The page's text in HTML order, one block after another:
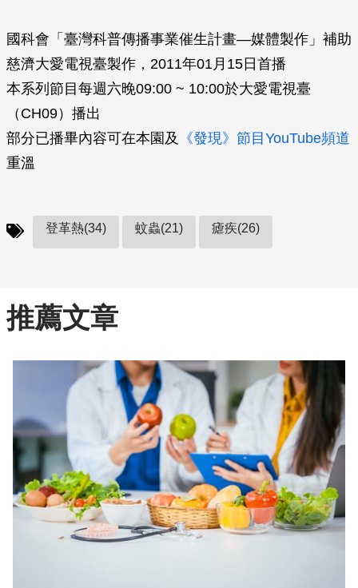
國科會「臺灣科普傳播事業催生計畫—媒體製作」補助
慈濟大愛電視臺製作，2011年01月15日首播
本系列節目每週六晚09:00 ~ 10:00於大愛電視臺
（CH09）播出
部分已播畢內容可在本園及
《發現》節目YouTube頻道
重溫
登革熱(34) 蚊蟲(21) 瘧疾(26)
推薦文章